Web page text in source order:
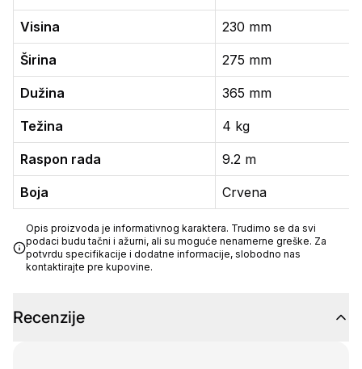
Visina 230 mm
Širina 275 mm
Dužina 365 mm
Težina 4 kg
Raspon rada 9.2 m
Boja Crvena
Opis proizvoda je informativnog karaktera. Trudimo se da svi
podaci budu tačni i ažurni, ali su moguće nenamerne greške. Za
potvrdu specifikacije i dodatne informacije, slobodno nas
kontaktirajte pre kupovine.
Recenzije